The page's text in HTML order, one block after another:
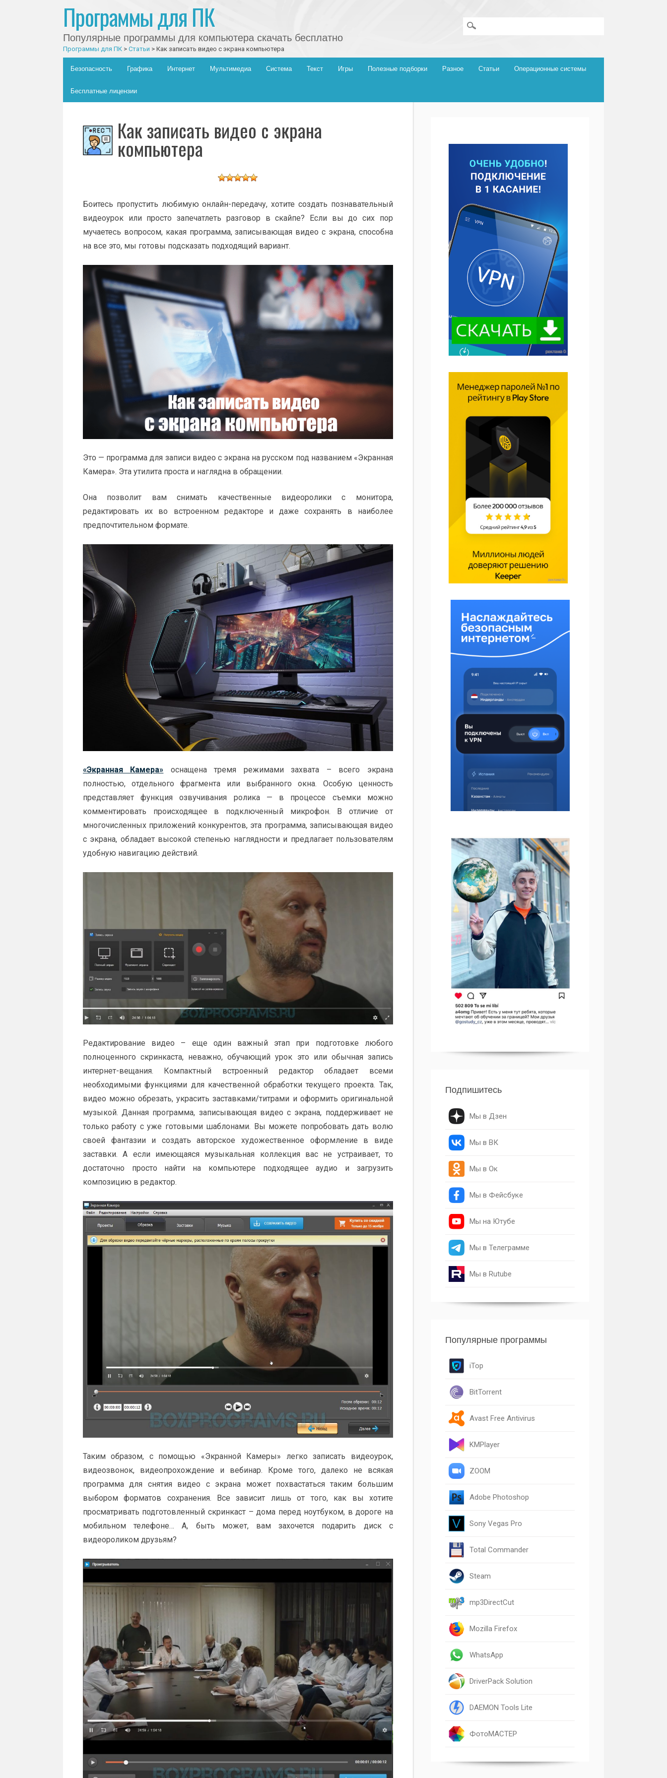
Программы для ПК
Популярные программы для компьютера скачать бесплатно
Программы для ПК> Статьи > Как записать видео с экрана компьютера
Главное меню
Skip to content
Безопасность Графика Интернет Мультимедиа Система Текст Игры Полезные подборки Разное Статьи Операционные системы
Бесплатные лицензии
Как записать видео с экрана
компьютера
Боитесь пропустить любимую онлайн-передачу, хотите создать познавательный
видеоурок или просто запечатлеть разговор в скайпе? Если вы до сих пор
мучаетесь вопросом, какая программа, записывающая видео с экрана, способна
на все это, мы готовы подсказать подходящий вариант.
Это — программа для записи видео с экрана на русском под названием «Экранная
Камера». Эта утилита проста и наглядна в обращении.
Она позволит вам снимать качественные видеоролики с монитора,
редактировать их во встроенном редакторе и даже сохранять в наиболее
предпочтительном формате.
«Экранная Камера» оснащена тремя режимами захвата – всего экрана
полностью, отдельного фрагмента или выбранного окна. Особую ценность
представляет функция озвучивания ролика — в процессе съемки можно
комментировать происходящее в подключенный микрофон. В отличие от
многочисленных приложений конкурентов, эта программа, записывающая видео
с экрана, обладает высокой степенью наглядности и предлагает пользователям
удобную навигацию действий.
Редактирование видео – еще один важный этап при подготовке любого
полноценного скринкаста, неважно, обучающий урок это или обычная запись
интернет-вещания. Компактный встроенный редактор обладает всеми
необходимыми функциями для качественной обработки текущего проекта. Так,
видео можно обрезать, украсить заставками/титрами и оформить оригинальной
музыкой. Данная программа, записывающая видео с экрана, поддерживает не
только работу с уже готовыми шаблонами. Вы можете попробовать дать волю
своей фантазии и создать авторское художественное оформление в виде
заставки. А если имеющаяся музыкальная коллекция вас не устраивает, то
достаточно просто найти на компьютере подходящее аудио и загрузить
композицию в редактор.
Таким образом, с помощью «Экранной Камеры» легко записать видеоурок,
видеозвонок, видеопрохождение и вебинар. Кроме того, далеко не всякая
программа для снятия видео с экрана может похвастаться таким большим
выбором форматов сохранения. Все зависит лишь от того, как вы хотите
просматривать подготовленный скринкаст – дома перед ноутбуком, в дороге на
мобильном телефоне… А, быть может, вам захочется подарить диск с
видеороликом друзьям?
Подпишитесь
Мы в Дзен
Мы в ВК
Мы в Ок
Мы в Фейсбуке
Мы на Ютубе
Мы в Телеграмме
Мы в Rutube
Популярные программы
iTop
BitTorrent
Avast Free Antivirus
KMPlayer
ZOOM
Adobe Photoshop
Sony Vegas Pro
Total Commander
Steam
mp3DirectCut
Mozilla Firefox
WhatsApp
DriverPack Solution
DAEMON Tools Lite
ФотоМАСТЕР